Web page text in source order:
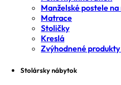
Manželské postele
Matrace
Stoličky
Kreslá
Zvýhodnené
Stolársky nábytok